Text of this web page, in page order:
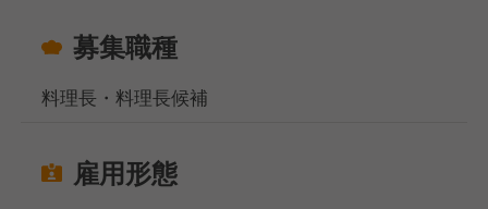
募集職種
料理長・料理長候補
雇用形態